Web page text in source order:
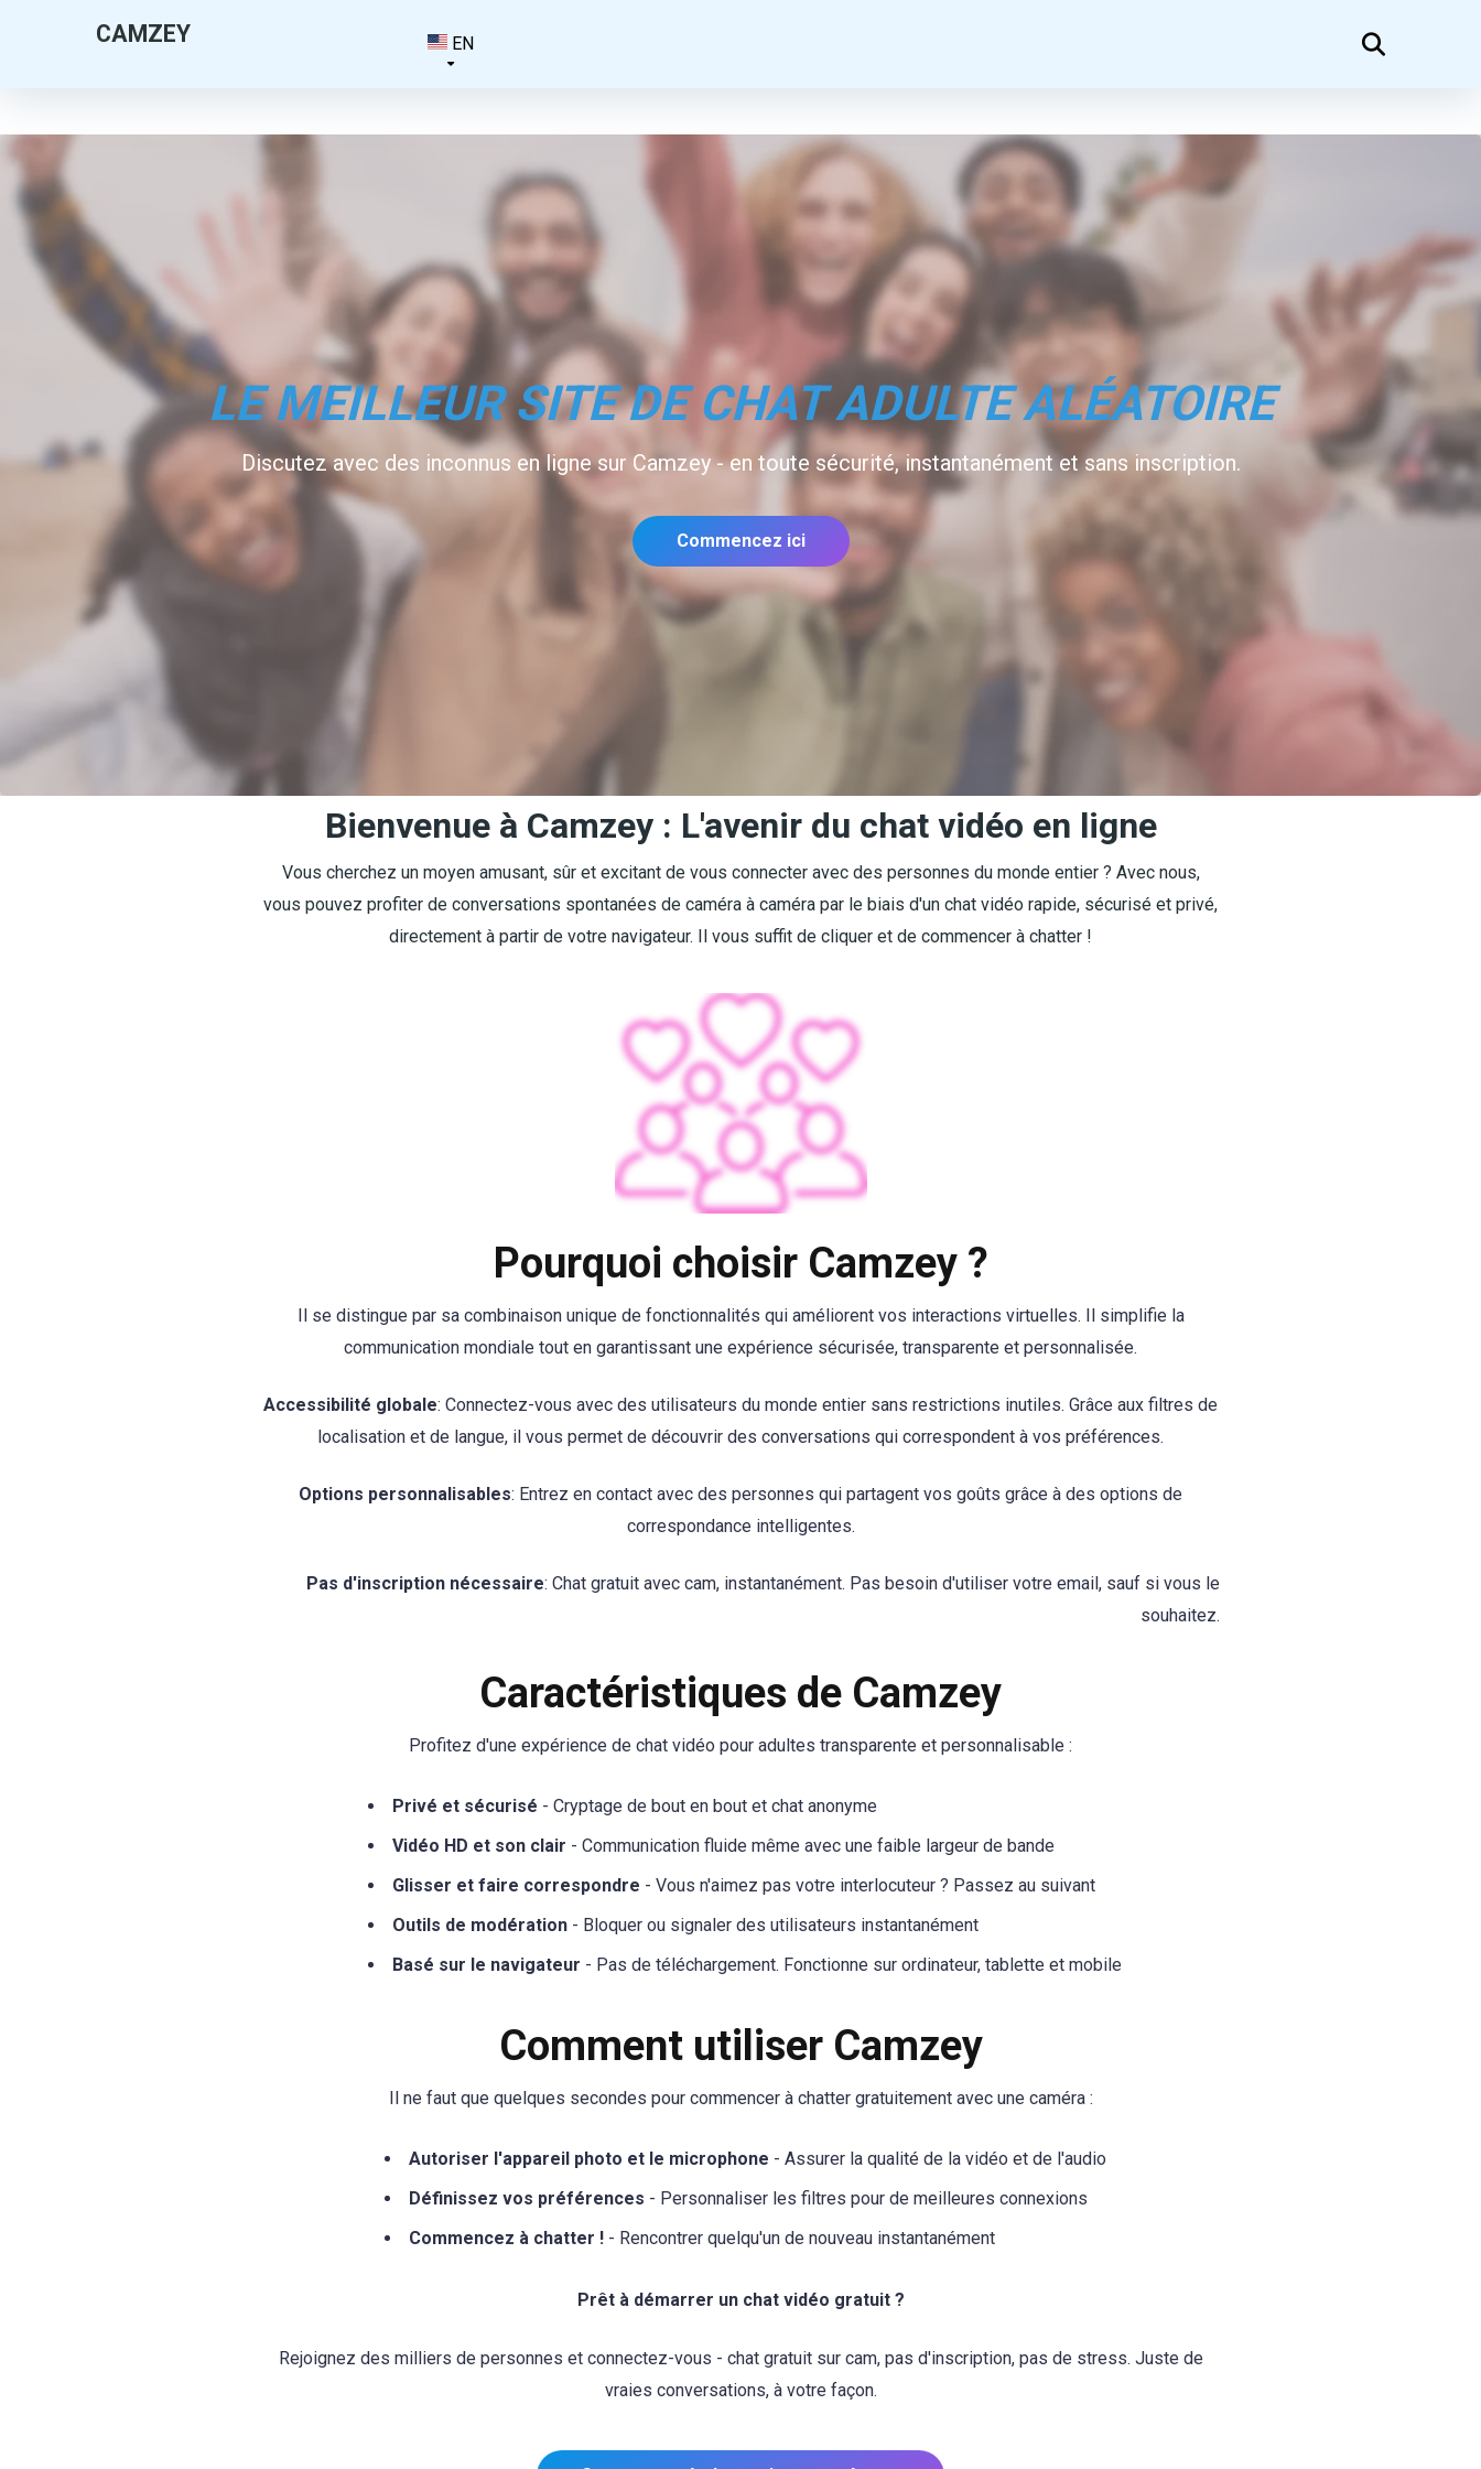
CAMZEY EN
LE MEILLEUR SITE DE CHAT ADULTE ALÉATOIRE
Discutez avec des inconnus en ligne sur Camzey - en toute sécurité, instantanément et sans inscription.
Commencez ici
Bienvenue à Camzey : L'avenir du chat vidéo en ligne
Vous cherchez un moyen amusant, sûr et excitant de vous connecter avec des personnes du monde entier ? Avec nous,
vous pouvez profiter de conversations spontanées de caméra à caméra par le biais d'un chat vidéo rapide, sécurisé et privé,
directement à partir de votre navigateur. Il vous suffit de cliquer et de commencer à chatter !
Pourquoi choisir Camzey ?
Il se distingue par sa combinaison unique de fonctionnalités qui améliorent vos interactions virtuelles. Il simplifie la
communication mondiale tout en garantissant une expérience sécurisée, transparente et personnalisée.
Accessibilité globale: Connectez-vous avec des utilisateurs du monde entier sans restrictions inutiles. Grâce aux filtres de
localisation et de langue, il vous permet de découvrir des conversations qui correspondent à vos préférences.
Options personnalisables: Entrez en contact avec des personnes qui partagent vos goûts grâce à des options de
correspondance intelligentes.
Pas d'inscription nécessaire: Chat gratuit avec cam, instantanément. Pas besoin d'utiliser votre email, sauf si vous le
souhaitez.
Caractéristiques de Camzey
Profitez d'une expérience de chat vidéo pour adultes transparente et personnalisable :
Privé et sécurisé - Cryptage de bout en bout et chat anonyme
Vidéo HD et son clair - Communication fluide même avec une faible largeur de bande
Glisser et faire correspondre - Vous n'aimez pas votre interlocuteur ? Passez au suivant
Outils de modération - Bloquer ou signaler des utilisateurs instantanément
Basé sur le navigateur - Pas de téléchargement. Fonctionne sur ordinateur, tablette et mobile
Comment utiliser Camzey
Il ne faut que quelques secondes pour commencer à chatter gratuitement avec une caméra :
Autoriser l'appareil photo et le microphone - Assurer la qualité de la vidéo et de l'audio
Définissez vos préférences - Personnaliser les filtres pour de meilleures connexions
Commencez à chatter !- Rencontrer quelqu'un de nouveau instantanément
Prêt à démarrer un chat vidéo gratuit ?
Rejoignez des milliers de personnes et connectez-vous - chat gratuit sur cam, pas d'inscription, pas de stress. Juste de
vraies conversations, à votre façon.